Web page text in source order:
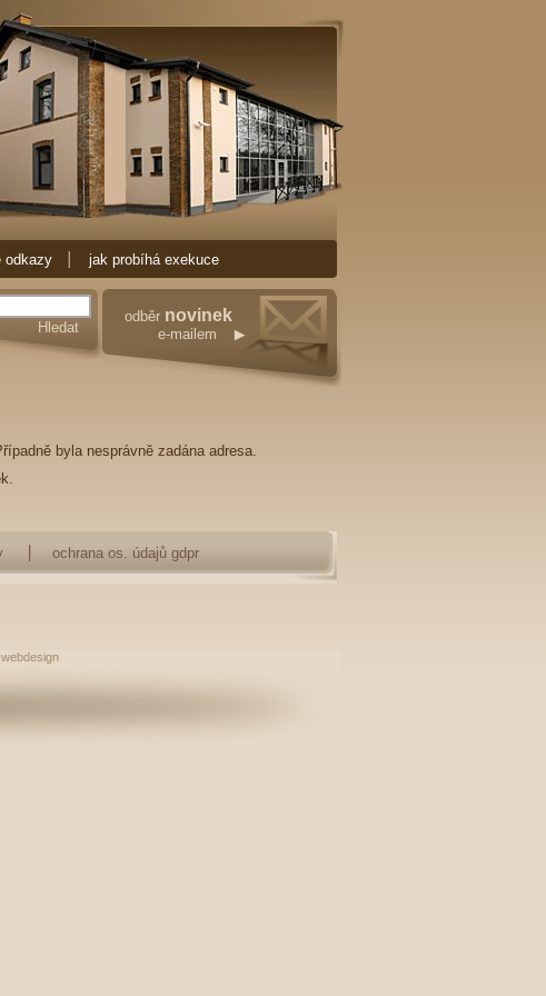
a exekutorskou činnost nejen ve městě Ostrava.
nemovitostíExekuce Ostrava. Pořebujeteli
a mnoho spokojených klientů.
odkazy jak probíhá exekuce
odběr novinek
e-mailem
byla nesprávně zadána adresa.
ochrana os. údajů gdpr
webdesign